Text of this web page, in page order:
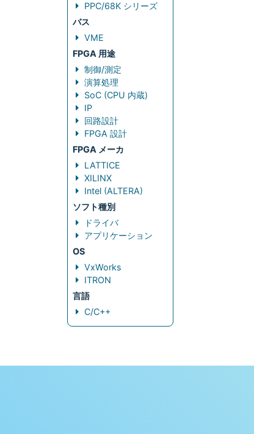
PPC/68K シリーズ
バス
VME
FPGA 用途
制御/測定
演算処理
SoC (CPU 内蔵)
IP
回路設計
FPGA 設計
FPGA メーカ
LATTICE
XILINX
Intel (ALTERA)
ソフト種別
ドライバ
アプリケーション
OS
VxWorks
ITRON
言語
C/C++